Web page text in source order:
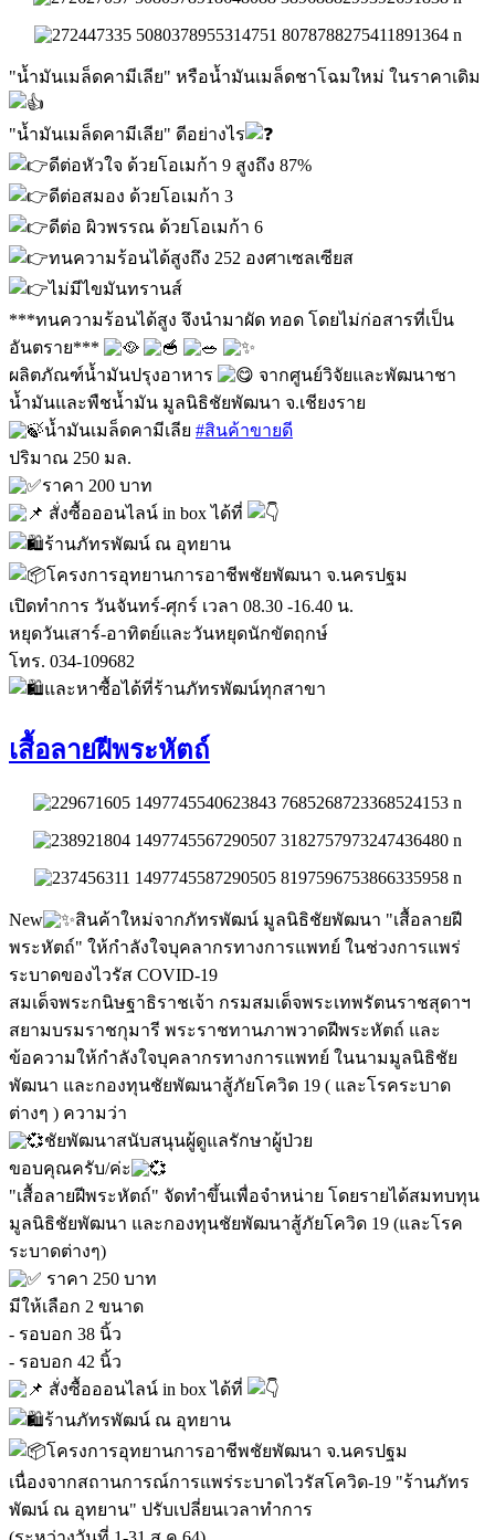
"น้ำมันเมล็ดคามีเลีย" หรือน้ำมันเมล็ดชาโฉมใหม่ ในราคาเดิม
"น้ำมันเมล็ดคามีเลีย" ดีอย่างไร
ดีต่อหัวใจ ด้วยโอเมก้า 9 สูงถึง 87%
ดีต่อสมอง ด้วยโอเมก้า 3
ดีต่อ ผิวพรรณ ด้วยโอเมก้า 6
ทนความร้อนได้สูงถึง 252 องศาเซลเซียส
ไม่มีไขมันทรานส์
***ทนความร้อนได้สูง จึงนำมาผัด ทอด โดยไม่ก่อสารที่เป็น
อันตราย***
ผลิตภัณฑ์น้ำมันปรุงอาหาร
จากศูนย์วิจัยและพัฒนาชา
น้ำมันและพืชน้ำมัน มูลนิธิชัยพัฒนา จ.เชียงราย
น้ำมันเมล็ดคามีเลีย #สินค้าขายดี
ปริมาณ 250 มล.
ราคา 200 บาท
สั่งซื้อออนไลน์ in box ได้ที่
ร้านภัทรพัฒน์ ณ อุทยาน
โครงการอุทยานการอาชีพชัยพัฒนา จ.นครปฐม
เปิดทำการ วันจันทร์-ศุกร์ เวลา 08.30 -16.40 น.
หยุดวันเสาร์-อาทิตย์และวันหยุดนักขัตฤกษ์
โทร. 034-109682
และหาซื้อได้ที่ร้านภัทรพัฒน์ทุกสาขา
เสื้อลายฝีพระหัตถ์
New
สินค้าใหม่จากภัทรพัฒน์ มูลนิธิชัยพัฒนา "เสื้อลายฝี
พระหัตถ์" ให้กำลังใจบุคลากรทางการแพทย์ ในช่วงการแพร่
ระบาดของไวรัส COVID-19
สมเด็จพระกนิษฐาธิราชเจ้า กรมสมเด็จพระเทพรัตนราชสุดาฯ
สยามบรมราชกุมารี พระราชทานภาพวาดฝีพระหัตถ์ และ
ข้อความให้กำลังใจบุคลากรทางการแพทย์ ในนามมูลนิธิชัย
พัฒนา และกองทุนชัยพัฒนาสู้ภัยโควิด 19 ( และโรคระบาด
ต่างๆ ) ความว่า
ชัยพัฒนาสนับสนุนผู้ดูแลรักษาผู้ป่วย
ขอบคุณครับ/ค่ะ
"เสื้อลายฝีพระหัตถ์" จัดทำขึ้นเพื่อจำหน่าย โดยรายได้สมทบทุน
มูลนิธิชัยพัฒนา และกองทุนชัยพัฒนาสู้ภัยโควิด 19 (และโรค
ระบาดต่างๆ)
ราคา 250 บาท
มีให้เลือก 2 ขนาด
- รอบอก 38 นิ้ว
- รอบอก 42 นิ้ว
สั่งซื้อออนไลน์ in box ได้ที่
ร้านภัทรพัฒน์ ณ อุทยาน
โครงการอุทยานการอาชีพชัยพัฒนา จ.นครปฐม
เนื่องจากสถานการณ์การแพร่ระบาดไวรัสโควิด-19 "ร้านภัทร
พัฒน์ ณ อุทยาน" ปรับเปลี่ยนเวลาทำการ